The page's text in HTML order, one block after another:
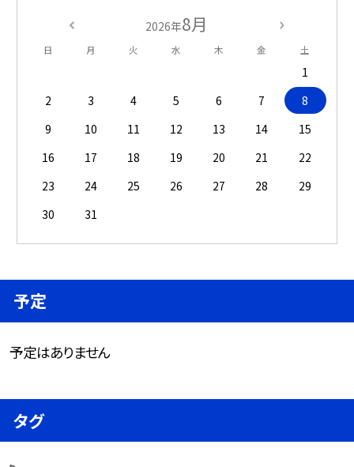
2026年8月
日 月 火 水 木 金 土
1
2
3 4 5 6 7
8
9
10 11 12 13 14
15
16
17 18 19 20 21
22
23
24 25 26 27 28
29
30
31
予定
予定はありません
タグ